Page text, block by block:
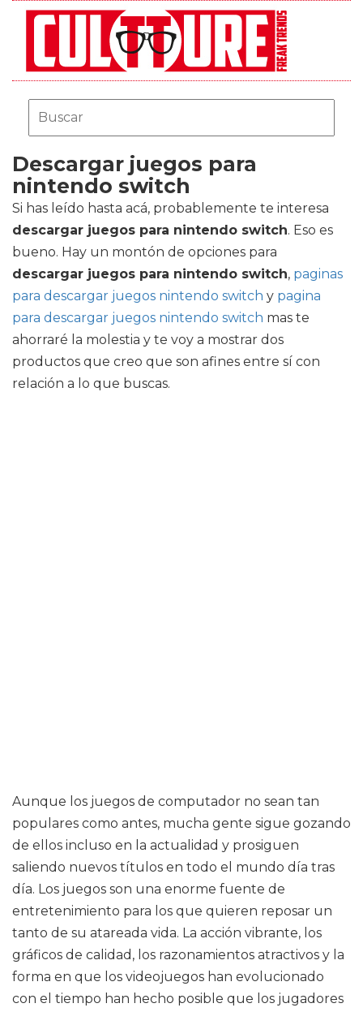
Descargar juegos para
nintendo switch
Si has leído hasta acá, probablemente te interesa
descargar juegos para nintendo switch. Eso es
bueno. Hay un montón de opciones para
descargar juegos para nintendo switch, paginas
para descargar juegos nintendo switch y pagina
para descargar juegos nintendo switch mas te
ahorraré la molestia y te voy a mostrar dos
productos que creo que son afines entre sí con
relación a lo que buscas.
Aunque los juegos de computador no sean tan
populares como antes, mucha gente sigue gozando
de ellos incluso en la actualidad y prosiguen
saliendo nuevos títulos en todo el mundo día tras
día. Los juegos son una enorme fuente de
entretenimiento para los que quieren reposar un
tanto de su atareada vida. La acción vibrante, los
gráficos de calidad, los razonamientos atractivos y la
forma en que los videojuegos han evolucionado
con el tiempo han hecho posible que los jugadores